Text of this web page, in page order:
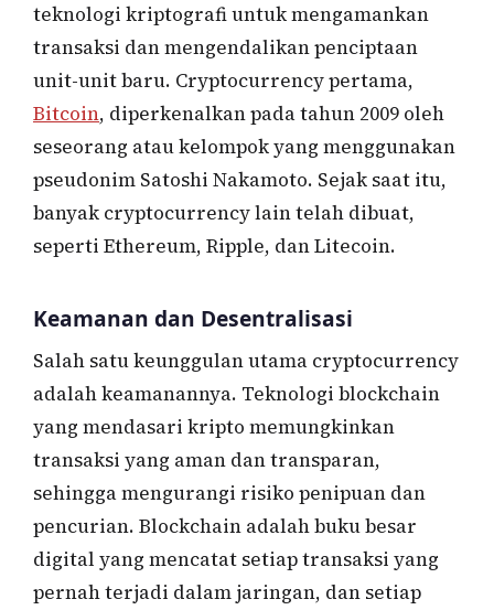
teknologi kriptografi untuk mengamankan
transaksi dan mengendalikan penciptaan
unit-unit baru. Cryptocurrency pertama,
Bitcoin, diperkenalkan pada tahun 2009 oleh
seseorang atau kelompok yang menggunakan
pseudonim Satoshi Nakamoto. Sejak saat itu,
banyak cryptocurrency lain telah dibuat,
seperti Ethereum, Ripple, dan Litecoin.
Keamanan dan Desentralisasi
Salah satu keunggulan utama cryptocurrency
adalah keamanannya. Teknologi blockchain
yang mendasari kripto memungkinkan
transaksi yang aman dan transparan,
sehingga mengurangi risiko penipuan dan
pencurian. Blockchain adalah buku besar
digital yang mencatat setiap transaksi yang
pernah terjadi dalam jaringan, dan setiap